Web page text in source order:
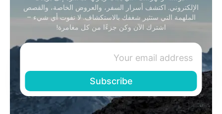
الإلكتروني. اكتشف أسرار السفر، والعروض الخاصة، والقصص
الملهمة التي ستثير شغفك بالاستكشاف. لا تفوت أي شيء –
اشترك الآن وكن جزءًا من كل مغامرة!